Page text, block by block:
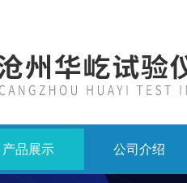
产品展示 公司介绍